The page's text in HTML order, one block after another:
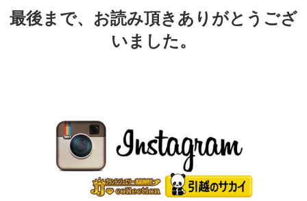
最後まで、お読み頂きありがとうござ
いました。